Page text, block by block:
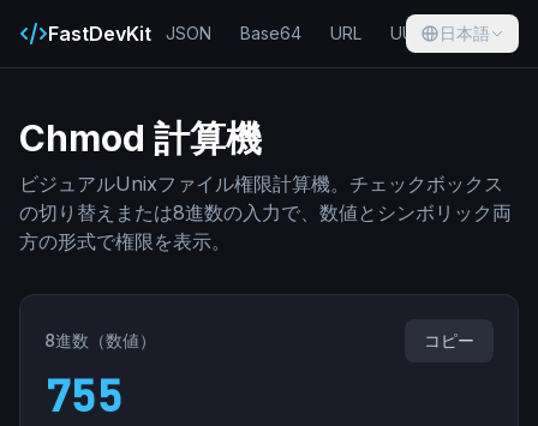
FastDevKit JSON Base64 URL UUID Hash
日本語
Chmod 計算機
ビジュアルUnixファイル権限計算機。チェックボックス
の切り替えまたは8進数の入力で、数値とシンボリック両
方の形式で権限を表示。
8進数（数値） コピー
755